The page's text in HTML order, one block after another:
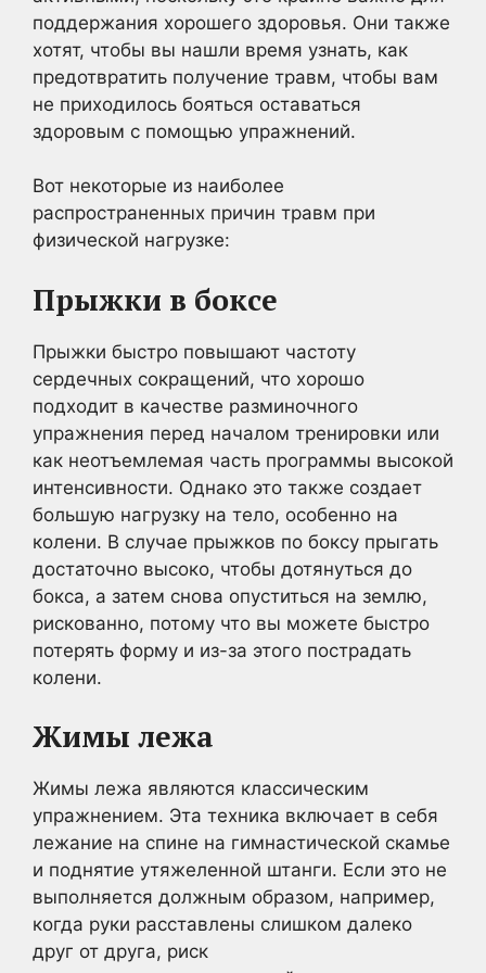
поддержания хорошего здоровья. Они также
хотят, чтобы вы нашли время узнать, как
предотвратить получение травм, чтобы вам
не приходилось бояться оставаться
здоровым с помощью упражнений.
Вот некоторые из наиболее
распространенных причин травм при
физической нагрузке:
Прыжки в боксе
Прыжки быстро повышают частоту
сердечных сокращений, что хорошо
подходит в качестве разминочного
упражнения перед началом тренировки или
как неотъемлемая часть программы высокой
интенсивности. Однако это также создает
большую нагрузку на тело, особенно на
колени. В случае прыжков по боксу прыгать
достаточно высоко, чтобы дотянуться до
бокса, а затем снова опуститься на землю,
рискованно, потому что вы можете быстро
потерять форму и из-за этого пострадать
колени.
Жимы лежа
Жимы лежа являются классическим
упражнением. Эта техника включает в себя
лежание на спине на гимнастической скамье
и поднятие утяжеленной штанги. Если это не
выполняется должным образом, например,
когда руки расставлены слишком далеко
друг от друга, риск